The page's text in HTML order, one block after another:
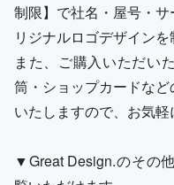
制限】で社名・屋号・
リジナルロゴデザイン
また、ご購入いただい
筒・ショップカードな
いたしますので、お気軽
▼Great Design.のその